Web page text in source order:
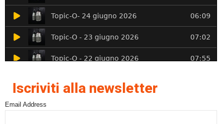
Iscriviti alla newsletter
Email Address